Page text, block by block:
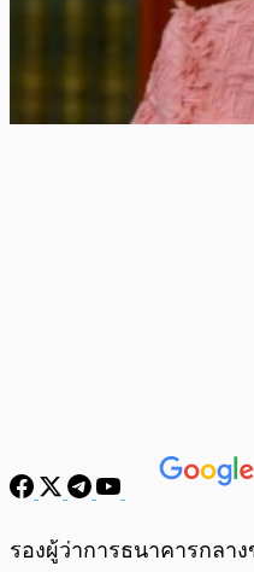
รองผู้ว่าการธนาคารกลา